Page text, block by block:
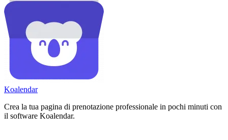
Koalendar
Crea la tua pagina di prenotazione professionale in pochi minuti con
il software Koalendar.